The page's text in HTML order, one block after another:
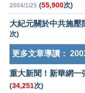
2004/1/25 (55,900次)
大紀元關於中共施壓
次)
更多文章導讀：
重大新聞！新華網一
(34,251次)